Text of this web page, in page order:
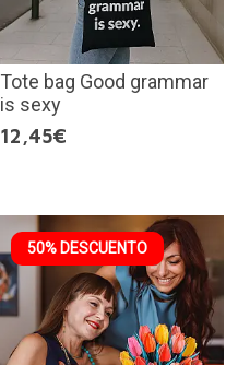
Tote bag Good grammar
is sexy
12,45€
50% DESCUENTO